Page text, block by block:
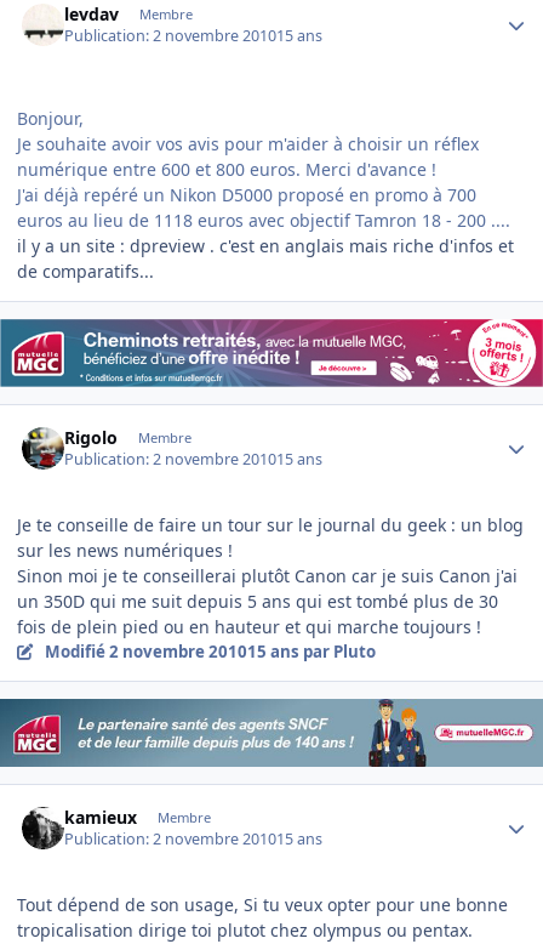
levdav Membre
Publication:2 novembre 201015 ans
Bonjour,
Je souhaite avoir vos avis pour m'aider à choisir un réflex
numérique entre 600 et 800 euros. Merci d'avance !
J'ai déjà repéré un Nikon D5000 proposé en promo à 700
euros au lieu de 1118 euros avec objectif Tamron 18 - 200 ....
il y a un site : dpreview . c'est en anglais mais riche d'infos et
de comparatifs...
Rigolo Membre
Publication:2 novembre 201015 ans
Je te conseille de faire un tour sur le journal du geek : un blog
sur les news numériques !
Sinon moi je te conseillerai plutôt Canon car je suis Canon j'ai
un 350D qui me suit depuis 5 ans qui est tombé plus de 30
fois de plein pied ou en hauteur et qui marche toujours !
Modifié2 novembre 201015 ans par Pluto
kamieux Membre
Publication:2 novembre 201015 ans
Tout dépend de son usage, Si tu veux opter pour une bonne
tropicalisation dirige toi plutot chez olympus ou pentax.